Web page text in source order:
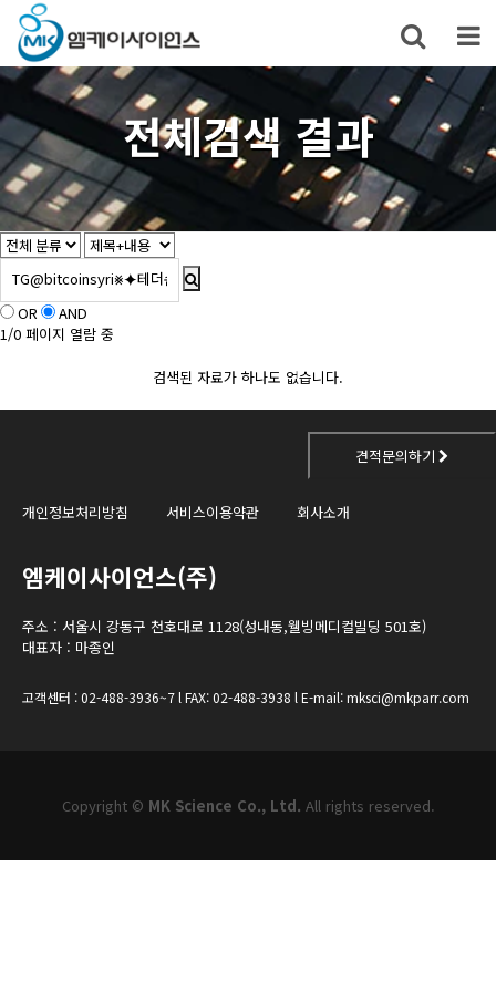
전체검색 결과
OR
AND
1/0 페이지 열람 중
검색된 자료가 하나도 없습니다.
견적문의하기
개인정보처리방침 서비스이용약관 회사소개
엠케이사이언스(주)
주소 : 서울시 강동구 천호대로 1128(성내동,웰빙메디컬빌딩 501호)
대표자 : 마종인
고객센터 : 02-488-3936~7 l FAX: 02-488-3938 l E-mail: mksci@mkparr.com
Copyright © MK Science Co., Ltd. All rights reserved.